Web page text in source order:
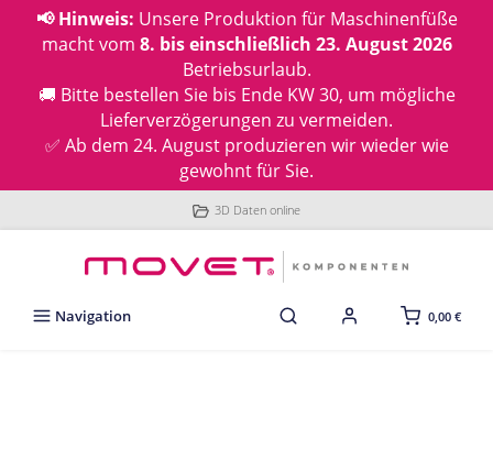
📢 Hinweis: Unsere Produktion für Maschinenfüße
macht vom 8. bis einschließlich 23. August 2026
Betriebsurlaub.
🚚 Bitte bestellen Sie bis Ende KW 30, um mögliche
Lieferverzögerungen zu vermeiden.
✅ Ab dem 24. August produzieren wir wieder wie
gewohnt für Sie.
3D Daten online
Navigation 0,00 €